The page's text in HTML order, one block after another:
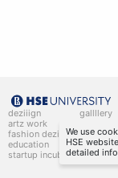
deziiign
artz work
fashion deziiign
education
startup incubator
gallllery
kiiids.art
We use
HSE
detailed